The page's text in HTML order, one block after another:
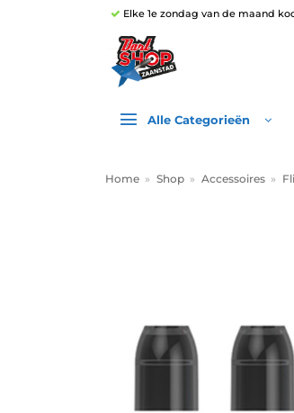
Elke 1e zondag van de maand
Alle Categorieën
Home » Shop » Accessoires »